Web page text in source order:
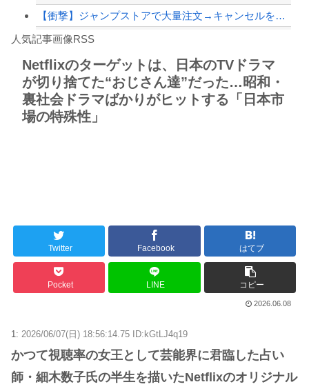
Powered by livedoor 相互RSS
【衝撃】ジャンプストアで大量注文→キャンセルを繰り返した32歳女を逮捕 238ア...
コミュ症の習性で話をさっさと切り上げてしまったわ
8/4のニュース
日本旅行キャンセルすべきか…1万年ぶり史上最大級の火山の兆し＝韓国の反応
更新中止のお知らせ
Powered by livedoor 相互RSS
人気記事画像RSS
Netflixのターゲットは、日本のTVドラマ
が切り捨てた“おじさん達”だった…昭和・
裏社会ドラマばかりがヒットする「日本市
場の特殊性」
Twitter Facebook はてブ
Pocket LINE コピー
2026.06.08
1: 2026/06/07(日) 18:56:14.75 ID:kGtLJ4q19
かつて視聴率の女王として芸能界に君臨した占い
師・細木数子氏の半生を描いたNetflixのオリジナル